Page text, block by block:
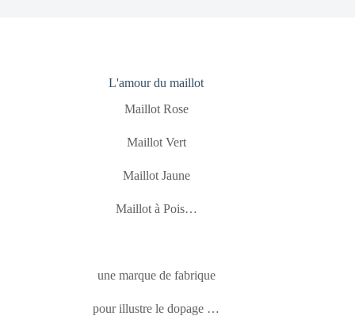
L'amour du maillot
Maillot Rose
Maillot Vert
Maillot Jaune
Maillot à Pois…
une marque de fabrique
pour illustre le dopage …